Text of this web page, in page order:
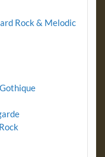
Rock & Melodic